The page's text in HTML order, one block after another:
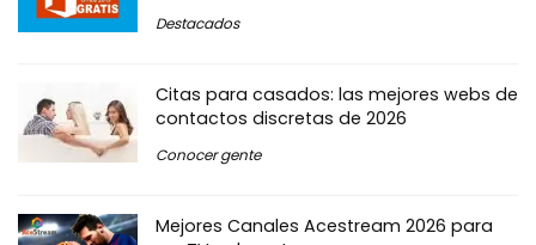
Destacados
Citas para casados: las mejores webs de
contactos discretas de 2026
Conocer gente
Mejores Canales Acestream 2026 para